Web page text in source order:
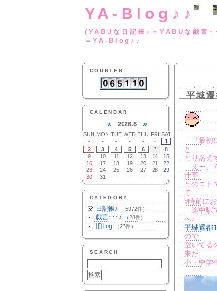
YA-Blog♪♪
(YABUな日記帳♪
＝YA-Blog♪♪
COUNTER
CALENDAR
« 2026.8 »
SUN MON TUE WED THU FRI SAT
-
- - - - -
1
2
3 4 5 6 7
8
9
10 11 12 13 14
15
16
17 18 19 20 21
22
23
24 25 26 27 28
29
30
31 - - - - -
CATEGORY
日記帳♪ （5972件）
戯言･･･♪ （28件）
旧Log （27件）
SEARCH
平城
『最初
と
とりあえ
えー、7
仕事
とのコト
て
9時前に
途中駅
へ♪
平城遷都
ので
空いてる
来た
小・中学